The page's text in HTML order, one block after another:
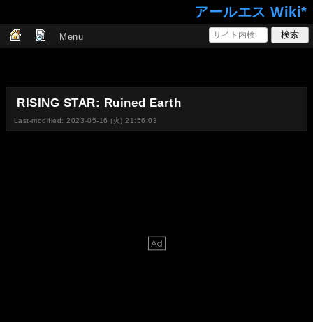
アールエス Wiki*
Menu
RISING STAR: Ruined Earth
Last-modified: 2023-05-16 (火) 21:56:03